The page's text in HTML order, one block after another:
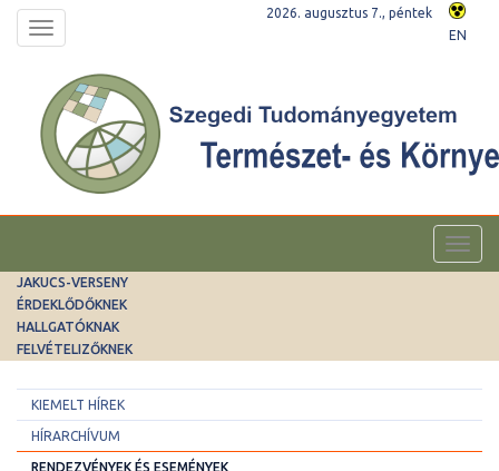
Toggle
navigation
2026. augusztus 7., péntek
EN
JAKUCS-VERSENY
ÉRDEKLŐDŐKNEK
HALLGATÓKNAK
FELVÉTELIZŐKNEK
KIEMELT HÍREK
HÍRARCHÍVUM
RENDEZVÉNYEK ÉS ESEMÉNYEK